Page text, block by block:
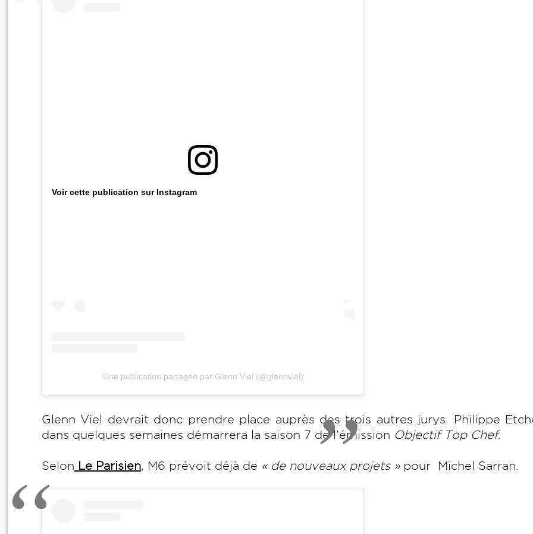
Voir cette publication sur Instagram
Une publication partagée par Glenn Viel (@glennviel)
Glenn Viel devrait donc prendre place auprès des trois autres jurys. Philippe
dans quelques semaines démarrera la saison 7 de l’émission Objectif Top Chef.
Selon Le Parisien, M6 prévoit déjà de « de nouveaux projets » pour Michel Sarran.